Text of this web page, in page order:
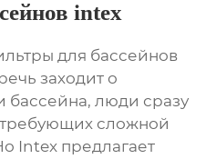
intex
для бассейнов
заходит о
бассейна, люди сразу
сложной
Intex предлагает